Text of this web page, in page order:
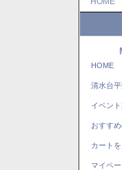
HOME
清水台
イベン
おすす
カート
マイペ